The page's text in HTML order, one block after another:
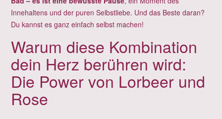
Innehaltens und der puren Selbstliebe. Und das Beste daran?
Du kannst es ganz einfach selbst machen!
Warum diese Kombination
dein Herz berühren wird:
Die Power von Lorbeer und
Rose